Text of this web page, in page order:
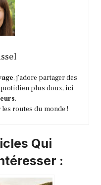
, j’adore partager des
plus doux, ici
.
routes du monde !
Qui
: